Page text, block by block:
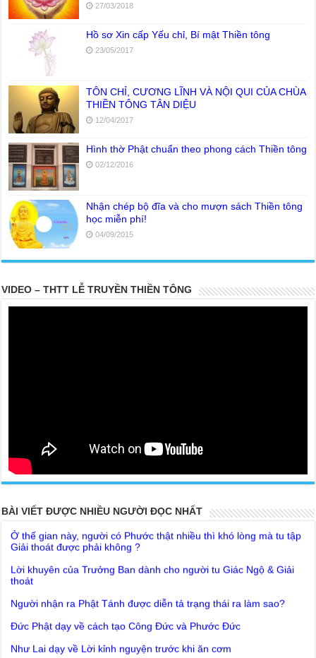
27/03/2018
Hồ sơ Xin cấp Yếu chỉ, Bí mật Thiền tông
23/05/2017
TÔN CHỈ, CƯƠNG LĨNH VÀ NỘI QUI CỦA CHÙA
THIỀN TÔNG TÂN DIỆU
12/04/2017
Hình thờ Phật chuẩn theo phong cách Thiền tông
02/12/2016
Nhận chép bộ đĩa và cho mượn sách Thiền tông
học miễn phí!
04/09/2015
VIDEO – THTT LỄ TRUYỀN THIỀN TÔNG
BÀI VIẾT ĐƯỢC NHIỀU NGƯỜI ĐỌC NHẤT
20 PARTS TOP SECRET BUDDHA LEFT FOR POSTERITY
Ở thế gian này, người có Phước thật nhiều thì khó lòng mà tu tập
Giải thoát được phải không ?
Lời khuyên của Trưởng Ban dành cho người tu Giác Ngộ & Giải
thoát
Người nhận ra Phật Tánh được diễn tả trạng thái ra làm sao?
Đức Phật dạy về cách tạo Công Đức và Phước Đức
Như Lai dạy về Lời kỉnh nguyện trước khi ăn cơm
Bất lập văn tự, Giáo ngoại biệt truyền
Giải đáp Thiền tông P19 - Ma Vương là ai? Cha để đức cho con?
Khoa học bế tắc về tìm nguồn gốc sự sống con người. Thầy